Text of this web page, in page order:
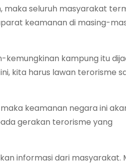
seluruh masyarakat
keamanan di masing-
kemungkinan kampung itu
kita harus lawan terorisme
keamanan negara ini
gerakan terorisme yang
informasi dari masyarakat.